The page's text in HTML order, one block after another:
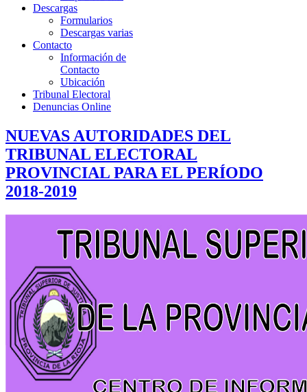
Descargas
Formularios
Descargas varias
Contacto
Información de
Contacto
Ubicación
Tribunal Electoral
Denuncias Online
NUEVAS AUTORIDADES DEL
TRIBUNAL ELECTORAL
PROVINCIAL PARA EL PERÍODO
2018-2019